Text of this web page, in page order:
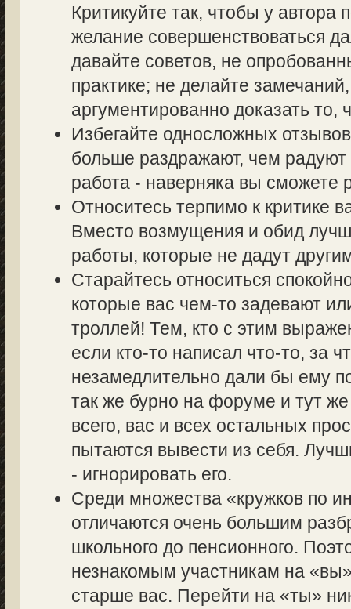
Критикуйте так, чтобы у автора
желание совершенствоваться
давайте советов, не
практике; не делайте
аргументированно доказать то,
Избегайте односложных
больше раздражают, чем
работа - наверняка вы сможете
Относитесь терпимо к критике
Вместо возмущения и обид
работы, которые не дадут
Старайтесь относиться
которые вас чем-то задевают
троллей! Тем, кто с этим
если кто-то написал что-то, за
незамедлительно дали бы ему
так же бурно на форуме и тут
всего, вас и всех остальных
пытаются вывести из себя.
- игнорировать его.
Среди множества «кружков по
отличаются очень большим
школьного до пенсионного.
незнакомым участникам на
старше вас. Перейти на «ты»